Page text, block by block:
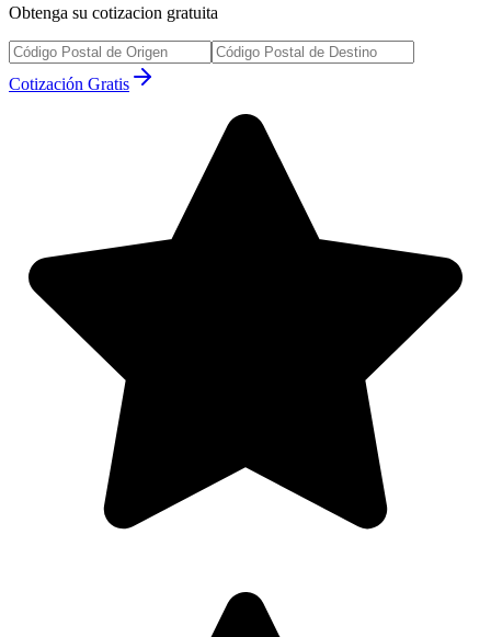
Obtenga su cotizacion gratuita
Cotización Gratis